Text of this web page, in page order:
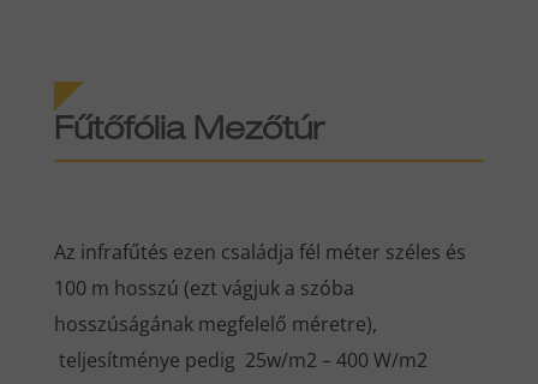
Fűtőfólia Mezőtúr
Az infrafűtés ezen családja fél méter széles és
100 m hosszú (ezt vágjuk a szóba
hosszúságának megfelelő méretre),
teljesítménye pedig 25w/m2 – 400 W/m2